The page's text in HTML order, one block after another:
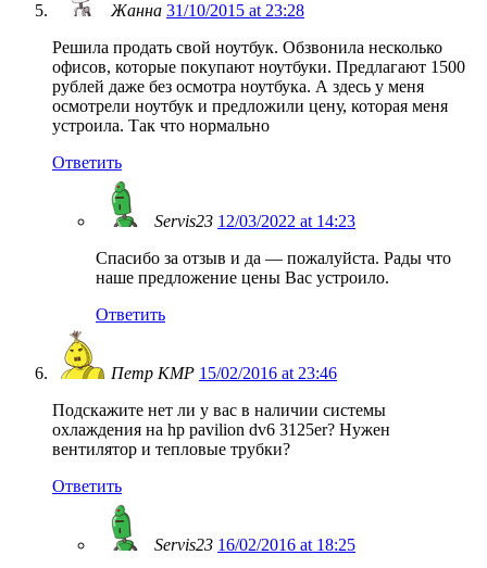
Жанна 31/10/2015 at 23:28
Решила продать свой ноутбук. Обзвонила несколько
офисов, которые покупают ноутбуки. Предлагают 1500
рублей даже без осмотра ноутбука. А здесь у меня
осмотрели ноутбук и предложили цену, которая меня
устроила. Так что нормально
Ответить
Servis23 12/03/2022 at 14:23
Спасибо за отзыв и да — пожалуйста. Рады что
наше предложение цены Вас устроило.
Ответить
Петр КМР 15/02/2016 at 23:46
Подскажите нет ли у вас в наличии системы
охлаждения на hp pavilion dv6 3125er? Нужен
вентилятор и тепловые трубки?
Ответить
Servis23 16/02/2016 at 18:25